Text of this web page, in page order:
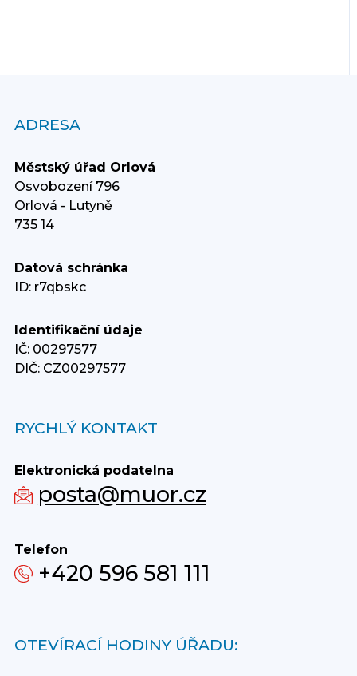
ADRESA
Městský úřad Orlová
Osvobození 796
Orlová - Lutyně
735 14
Datová schránka
ID: r7qbskc
Identifikační údaje
IČ: 00297577
DIČ: CZ00297577
RYCHLÝ KONTAKT
Elektronická podatelna
posta@muor.cz
Telefon
+420 596 581 111
OTEVÍRACÍ HODINY ÚŘADU: